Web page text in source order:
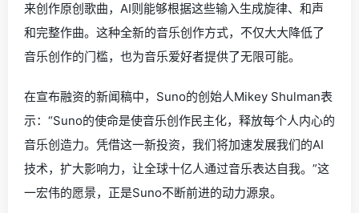
来创作原创歌曲，AI则能够根据这些输入生成旋律、和声
和完整作曲。这种全新的音乐创作方式，不仅大大降低了
音乐创作的门槛，也为音乐爱好者提供了无限可能。
在宣布融资的新闻稿中，Suno的创始人Mikey Shulman表
示：“Suno的使命是使音乐创作民主化，释放每个人内心的
音乐创造力。凭借这一新投资，我们将加速发展我们的AI
技术，扩大影响力，让全球十亿人通过音乐表达自我。”这
一宏伟的愿景，正是Suno不断前进的动力源泉。